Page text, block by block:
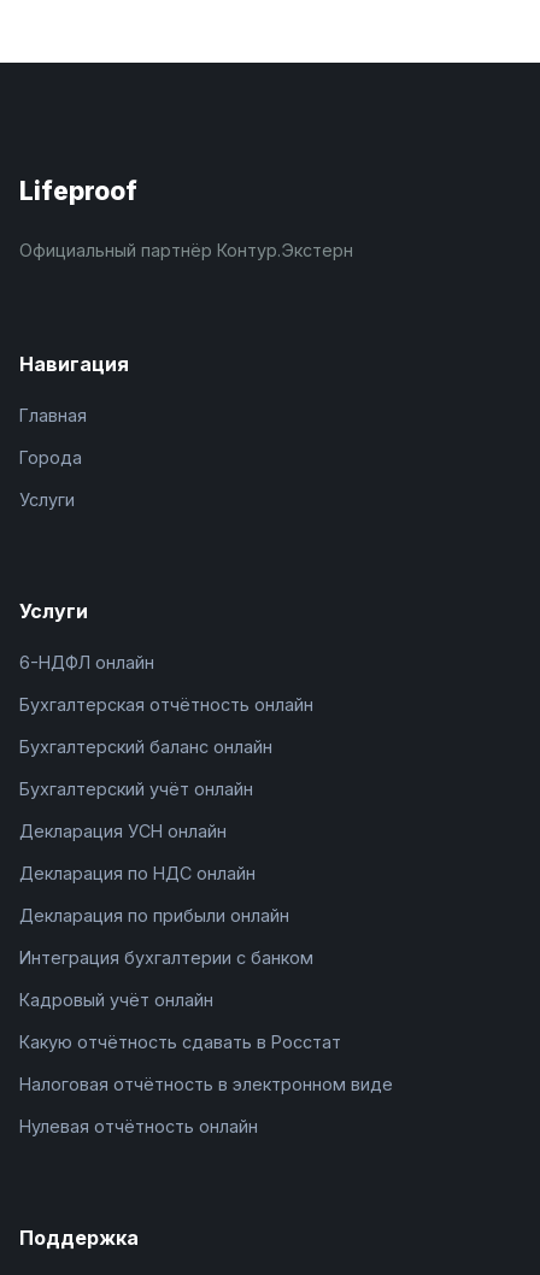
Lifeproof
Официальный партнёр Контур.Экстерн
Навигация
Главная
Города
Услуги
Услуги
6-НДФЛ онлайн
Бухгалтерская отчётность онлайн
Бухгалтерский баланс онлайн
Бухгалтерский учёт онлайн
Декларация УСН онлайн
Декларация по НДС онлайн
Декларация по прибыли онлайн
Интеграция бухгалтерии с банком
Кадровый учёт онлайн
Какую отчётность сдавать в Росстат
Налоговая отчётность в электронном виде
Нулевая отчётность онлайн
Поддержка